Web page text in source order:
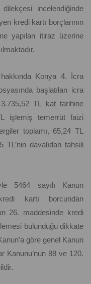
incelendiğinde
kredi kartı borçlarının
yapılan itiraz üzerine
Konya 4. İcra
başlatılan icra
TL kat tarihine
işlemiş temerrüt faizi
toplamı, 65,24 TL
davalıdan tahsili
5464 sayılı Kanun
kartı borcundan
26. maddesinde kredi
bulunduğu dikkate
göre genel Kanun
Kanunu’nun 88 ve 120.